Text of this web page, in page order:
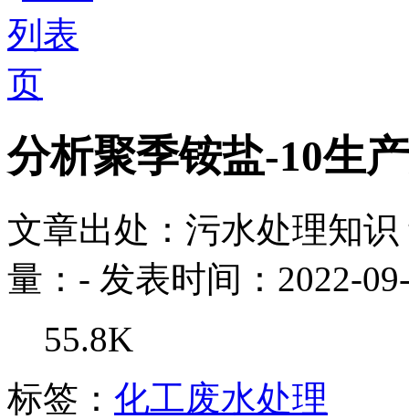
分析聚季铵盐-10生
文章出处：污水处理知识
量： - 发表时间：2022-
55.8K
标签： 化工废水处理